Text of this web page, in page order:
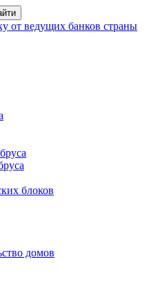
от ведущих банков страны
блоков
домов